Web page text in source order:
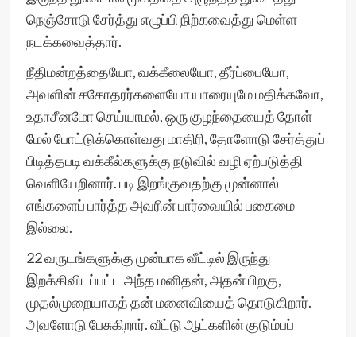
நெஞ்சோடு சேர்த்து எழுப்பி நிற்கவைத்து மெள்ள
நடக்கவைத்தார்.
நீதிமன்றத்தையோ, வக்கீலையோ, தீர்ப்பையோ,
அவளின் சகோதரர்களையோ யாரையுமே மதிக்கவோ,
உதாசீனமோ செய்யாமல், ஒரு குழந்தையைத் தோள்
மேல் போட்டுக்கொள்வது மாதிரி, தோளோடு சேர்த்துப்
பிடித்தபடி வக்கீல்களுக்கு நடுவில் வழி ஏற்படுத்தி
வெளியேறினார். படி இறங்குவதற்கு முன்னால்
எங்களைப் பார்த்த அவரின் பார்வையில் பகைமை
இல்லை.
22 வருடங்களுக்கு முன்பாக வீட்டில் இருந்து
இறக்கிவிடப்பட்ட அந்த மனிதன், அதன் பிறகு,
முதல்முறையாகத் தன் மனைவியைத் தொடுகிறார்.
அவளோடு பேசுகிறார். வீட்டு ஆட்களின் குடும்பப்